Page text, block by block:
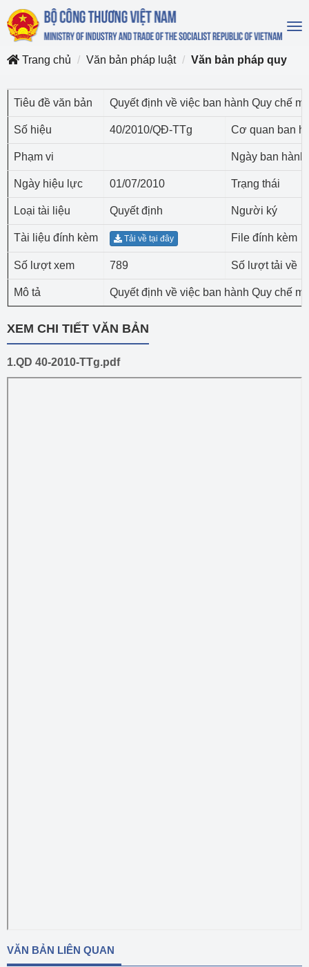
Trang chủ
Văn bản pháp luật Văn bản pháp quy
Tiêu đề văn bản Quyết định về việc ban hành Quy chế
Số hiệu 40/2010/QĐ-TTg Cơ quan ban
Phạm vi Ngày ban hành
Ngày hiệu lực 01/07/2010 Trạng thái
Loại tài liệu Quyết định Người ký
Tài liệu đính kèm Tải về tại đây File đính kèm
Số lượt xem 789 Số lượt tải về
Mô tả Quyết định về việc ban hành Quy chế
XEM CHI TIẾT VĂN BẢN
1.QD 40-2010-TTg.pdf
VĂN BẢN LIÊN QUAN